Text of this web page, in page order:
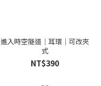
進入時空隧道｜耳環｜可改夾
式
NT$390